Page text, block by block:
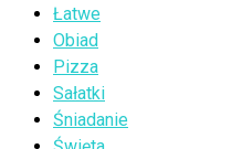
Łatwe
Obiad
Pizza
Sałatki
Śniadanie